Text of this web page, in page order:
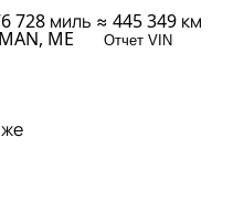
728 миль ≈ 445 349 км
ME Отчет VIN